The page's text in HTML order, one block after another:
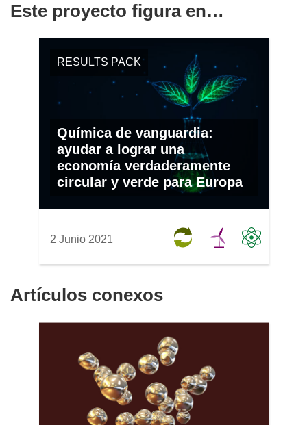
Este proyecto figura en…
RESULTS PACK
Química de vanguardia:
ayudar a lograr una
economía verdaderamente
circular y verde para Europa
2 Junio 2021
Artículos conexos